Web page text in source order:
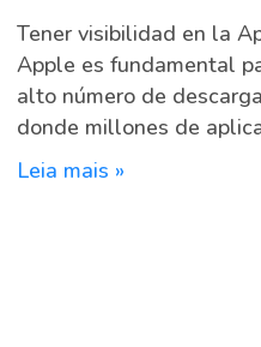
Tener visibilidad en la
Apple es fundamental
alto número de
donde millones de
Leia mais »